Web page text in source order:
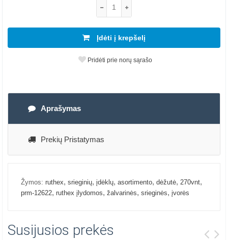
Įdėti į krepšelį
Pridėti prie norų sąrašo
Aprašymas
Prekių Pristatymas
Žymos: ruthex, srieginių, įdėklų, asortimento, dėžutė, 270vnt,
prm-12622, ruthex įlydomos, žalvarinės, srieginės, įvorės
Susijusios prekės